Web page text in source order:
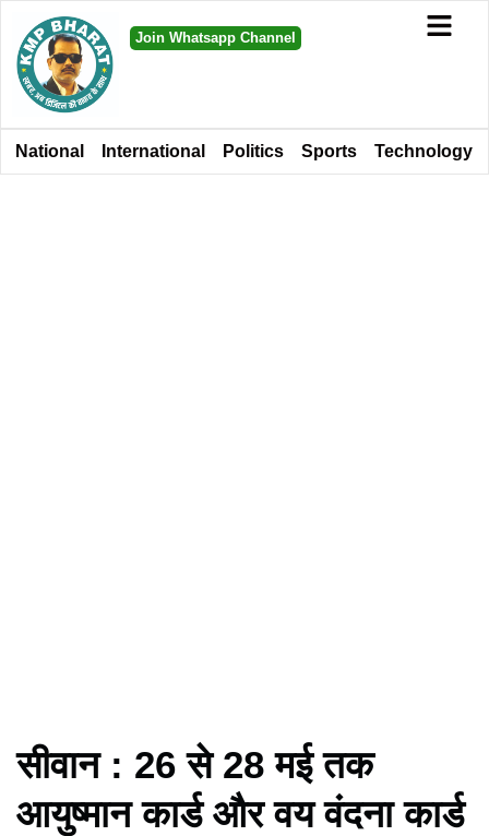
Join Whatsapp Channel
National International Politics Sports Technology
सीवान : 26 से 28 मई तक
आयुष्मान कार्ड और वय वंदना कार्ड